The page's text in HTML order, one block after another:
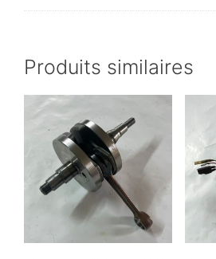
Produits similaires